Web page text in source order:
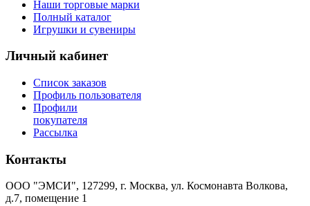
Наши торговые марки
Полный каталог
Игрушки и сувениры
Личный кабинет
Список заказов
Профиль пользователя
Профили
покупателя
Рассылка
Контакты
ООО "ЭМСИ", 127299, г. Москва, ул. Космонавта Волкова,
д.7, помещение 1